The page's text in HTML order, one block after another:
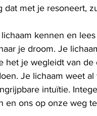
dat met je resoneert,
kennen en
je droom. Je
het je wegleidt van
Je lichaam weet
intuïtie.
en ons op onze weg